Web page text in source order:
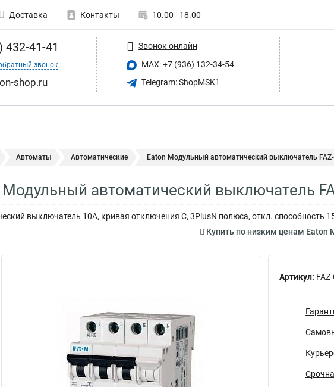
Доставка Контакты 10.00 - 18.00
432-41-41
звонок
shop.ru
Звонок онлайн
MAX: +7 (936) 132-34-54
Telegram: ShopMSK1
Автоматы Автоматические Eaton Модульный автоматический выключатель
Модульный автоматический выключатель
выключатель 10А, кривая отключения C, 3PlusN полюса, откл. способность
Купить по низким ценам Eaton
Артикул: